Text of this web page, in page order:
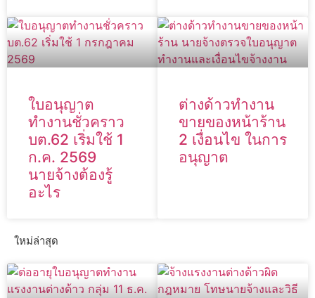
ใบอนุญาต
ทำงานชั่วคราว
บต.62 เริ่มใช้ 1
ก.ค. 2569
นายจ้างต้องรู้
อะไร
ต่างด้าวทำงาน
ขายของหน้าร้าน
2 เงื่อนไข ในการ
อนุญาต
ใหม่ล่าสุด